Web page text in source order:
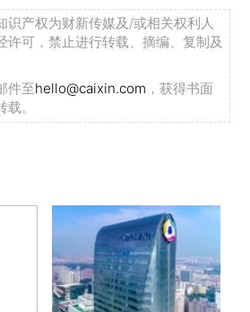
识产权为财新传媒及/或相关权利人
许可，禁止进行转载、摘编、复制及
件至hello@caixin.com ，获得书面
。